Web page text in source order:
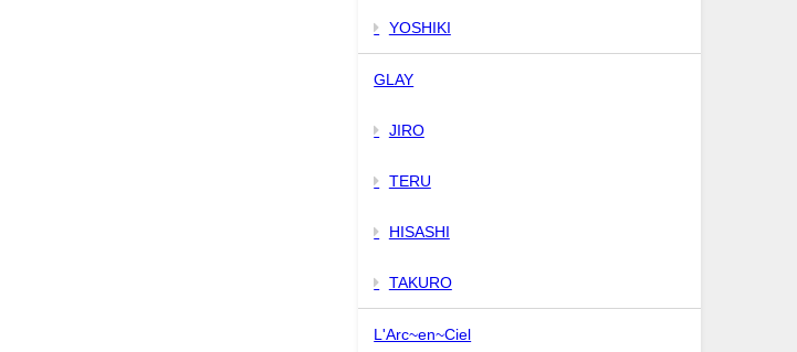
YOSHIKI
GLAY
JIRO
TERU
HISASHI
TAKURO
L'Arc~en~Ciel